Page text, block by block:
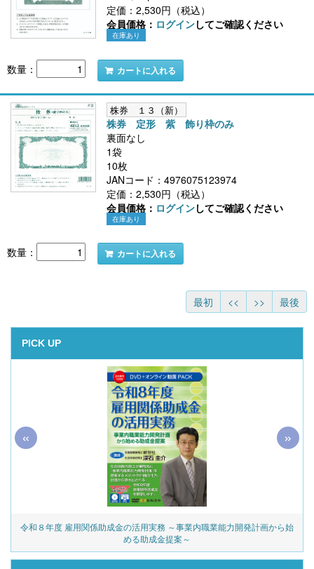
定価：2,530円（税込）
会員価格： ログインしてご確認ください
在庫あり
数量： カートに入れる
株券 １３（新）
株券 定形 紫 飾り枠のみ
裏面なし
1袋
10枚
JANコード：4976075123974
定価：2,530円（税込）
会員価格： ログインしてご確認ください
在庫あり
数量： カートに入れる
最初 << >> 最後
PICK UP
令和８年度 雇用関係助成金の活用実務 ～事業内職業能力開発計画から始
める助成金提案～
« »